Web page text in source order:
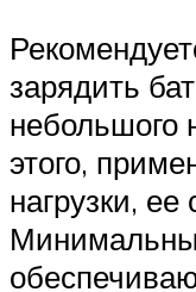
зарядить
небольшого
этого,
нагрузки, ее